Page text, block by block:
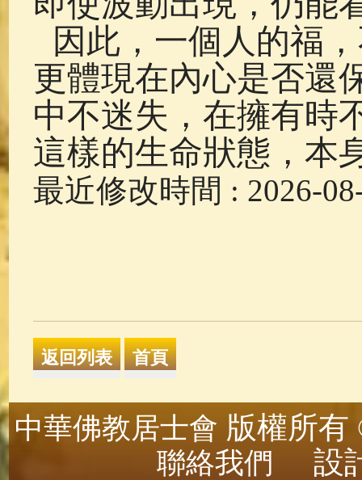
因此，一個人的福
更體現在內心是否還
中不迷失，在擁有時
這樣的生命狀態，本
最近修改時間 : 2026-
中華佛教居士會 版權所
聯絡我們
設